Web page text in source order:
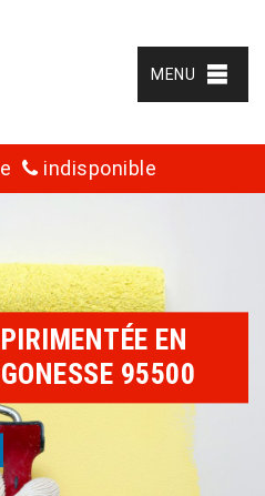
MENU
indisponible
EN
95500